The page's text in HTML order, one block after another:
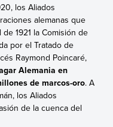
los Aliados
alemanas que
1921 la Comisión de
por el Tratado de
Raymond Poincaré,
Alemania en
de marcos-oro. A
los Aliados
de la cuenca del